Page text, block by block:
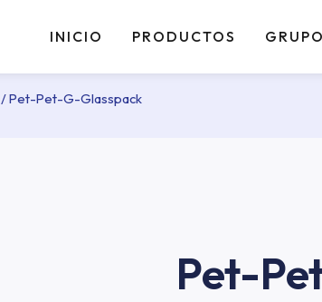
INICIO PRODUCTOS
/ Pet-Pet-G-Glasspack
Pet-